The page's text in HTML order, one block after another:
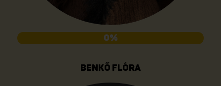
0%
BENKŐ FLÓRA